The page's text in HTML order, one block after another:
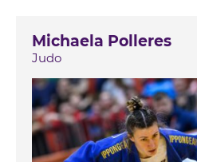
Michaela Polleres
Judo